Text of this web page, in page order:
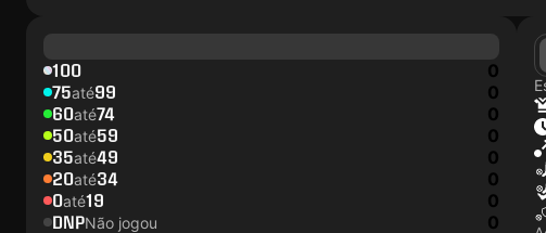
100 0
75até99 0
60até74 0
50até59 0
35até49 0
20até34 0
0até19 0
DNPNão jogou 0